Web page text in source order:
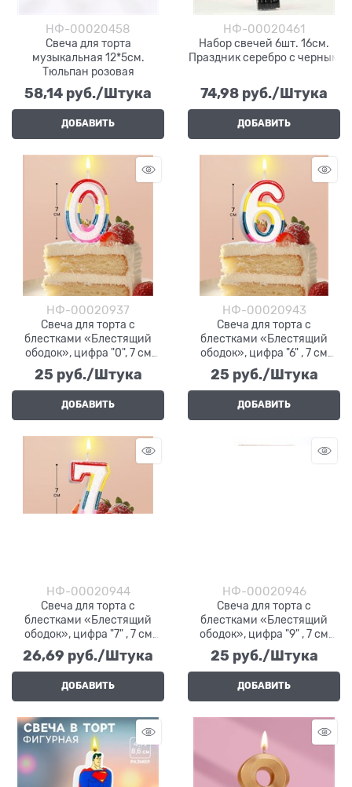
НФ-00020458
Свеча для торта
музыкальная 12*5см.
Тюльпан розовая
58,14 руб./Штука
ДОБАВИТЬ
НФ-00020461
Набор свечей 6шт. 16см.
Праздник серебро с черным
74,98 руб./Штука
ДОБАВИТЬ
НФ-00020937
Свеча для торта с
блестками «Блестящий
ободок», цифра "0", 7 см
403530
25 руб./Штука
ДОБАВИТЬ
НФ-00020943
Свеча для торта с
блестками «Блестящий
ободок», цифра "6" , 7 см
403536
25 руб./Штука
ДОБАВИТЬ
НФ-00020944
Свеча для торта с
блестками «Блестящий
ободок», цифра "7" , 7 см
403537
26,69 руб./Штука
ДОБАВИТЬ
НФ-00020946
Свеча для торта с
блестками «Блестящий
ободок», цифра "9" , 7 см
403539
25 руб./Штука
ДОБАВИТЬ